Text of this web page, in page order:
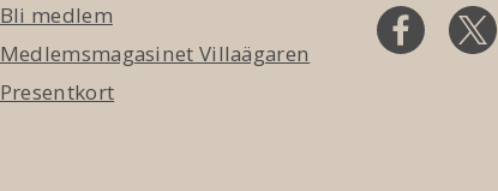
Bli medlem
Medlemsmagasinet Villaägaren
Presentkort